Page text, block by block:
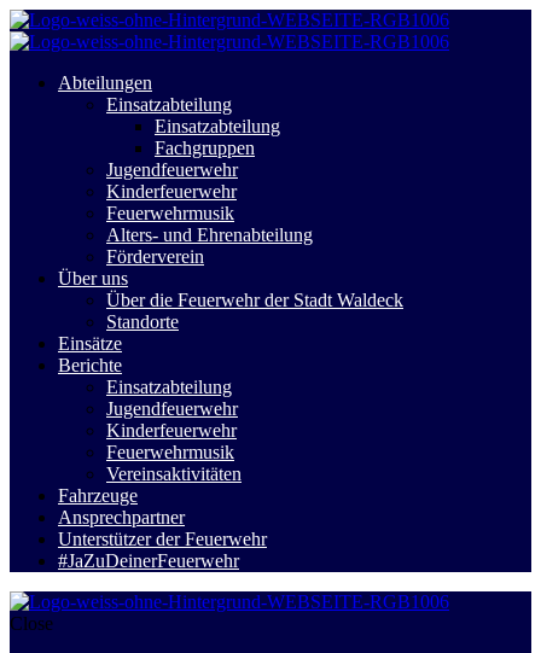
Abteilungen
Einsatzabteilung
Einsatzabteilung
Fachgruppen
Jugendfeuerwehr
Kinderfeuerwehr
Feuerwehrmusik
Alters- und Ehrenabteilung
Förderverein
Über uns
Über die Feuerwehr der Stadt Waldeck
Standorte
Einsätze
Berichte
Einsatzabteilung
Jugendfeuerwehr
Kinderfeuerwehr
Feuerwehrmusik
Vereinsaktivitäten
Fahrzeuge
Ansprechpartner
Unterstützer der Feuerwehr
#JaZuDeinerFeuerwehr
Close